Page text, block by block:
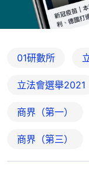
01研數所
立法會選舉2021
商界（第一）
商界（第三）